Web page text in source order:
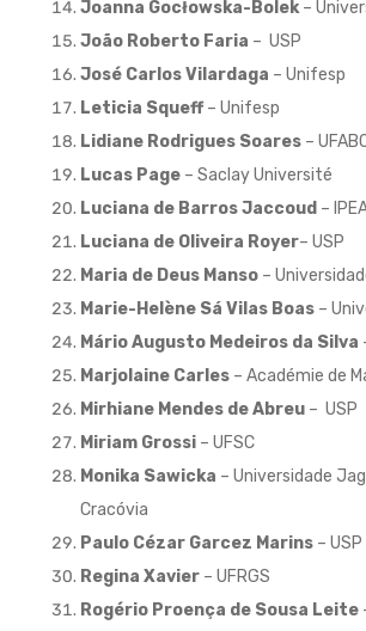
Joanna Gocłowska-Bolek–
João Roberto Faria – USP
José Carlos Vilardaga – Unifesp
Leticia Squeff– Unifesp
Lidiane Rodrigues Soares –
Lucas Page – Saclay Université
Luciana de Barros Jaccoud –
Luciana de Oliveira Royer– USP
Maria de Deus Manso –
Marie-Helène Sá Vilas Boas –
Mário Augusto Medeiros da Silva
Marjolaine Carles – Académie de
Mirhiane Mendes de Abreu – USP
Miriam Grossi – UFSC
Monika Sawicka – Universidade
Cracóvia
Paulo Cézar Garcez Marins – USP
Regina Xavier – UFRGS
Rogério Proença de Sousa Leite